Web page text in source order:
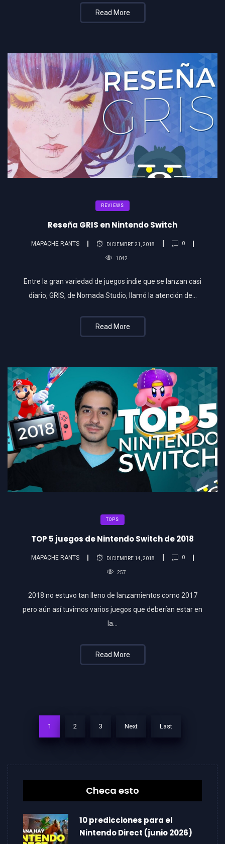
Read More
REVIEWS
Reseña GRIS en Nintendo Switch
MAPACHE RANTS DICIEMBRE 21, 2018 0
1042
Entre la gran variedad de juegos indie que se lanzan casi
diario, GRIS, de Nomada Studio, llamó la atención de…
Read More
TOPS
TOP 5 juegos de Nintendo Switch de 2018
MAPACHE RANTS DICIEMBRE 14, 2018 0
257
2018 no estuvo tan lleno de lanzamientos como 2017
pero aún así tuvimos varios juegos que deberían estar en
la…
Read More
1 2 3 Next Last
Checa esto
10 predicciones para el
Nintendo Direct (junio 2026)